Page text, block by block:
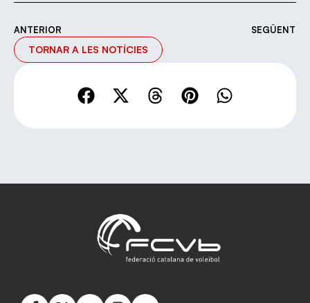
ANTERIOR SEGÜENT
TORNAR A LES NOTÍCIES